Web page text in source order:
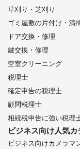
草刈り・芝刈り
ゴミ屋敷の片付け・清
ドア交換・修理
鍵交換・修理
空室クリーニング
税理士
確定申告の税理士
顧問税理士
相続税申告に強い税理
ビジネス向け人気カ
ビジネス向けカメラマ